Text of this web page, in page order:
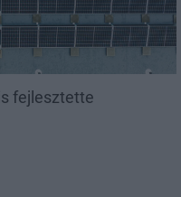
fejlesztette